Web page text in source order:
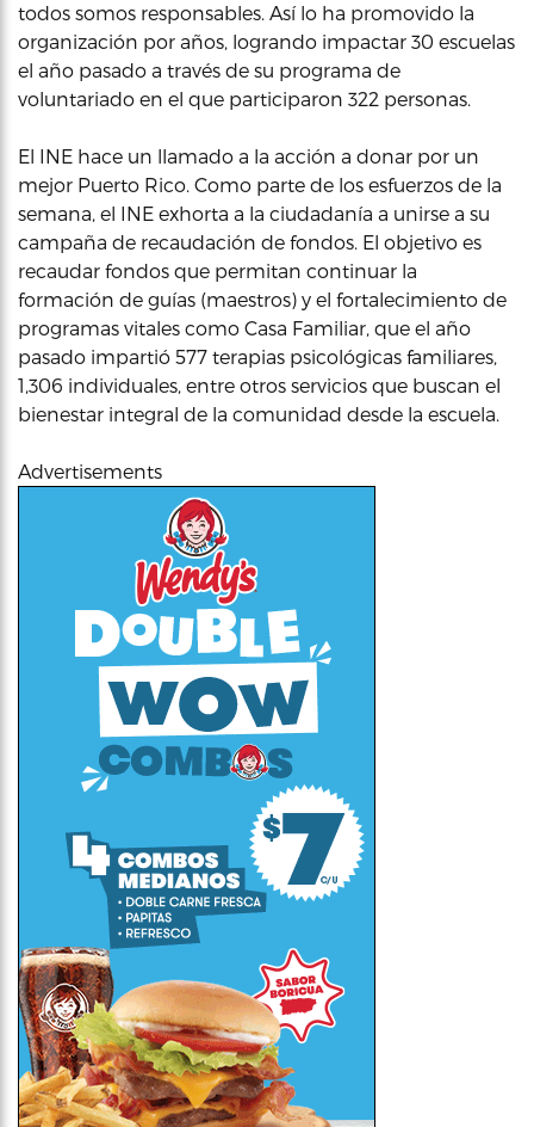
todos somos responsables. Así lo ha promovido la
organización por años, logrando impactar 30 escuelas
el año pasado a través de su programa de
voluntariado en el que participaron 322 personas.
El INE hace un llamado a la acción a donar por un
mejor Puerto Rico. Como parte de los esfuerzos de la
semana, el INE exhorta a la ciudadanía a unirse a su
campaña de recaudación de fondos. El objetivo es
recaudar fondos que permitan continuar la
formación de guías (maestros) y el fortalecimiento de
programas vitales como Casa Familiar, que el año
pasado impartió 577 terapias psicológicas familiares,
1,306 individuales, entre otros servicios que buscan el
bienestar integral de la comunidad desde la escuela.
Advertisements